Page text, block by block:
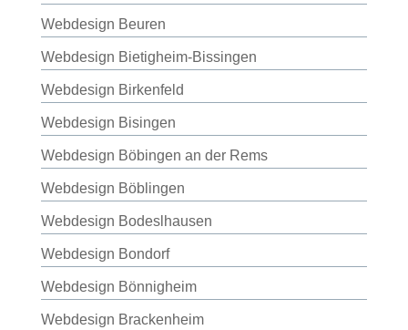
Webdesign Beuren
Webdesign Bietigheim-Bissingen
Webdesign Birkenfeld
Webdesign Bisingen
Webdesign Böbingen an der Rems
Webdesign Böblingen
Webdesign Bodeslhausen
Webdesign Bondorf
Webdesign Bönnigheim
Webdesign Brackenheim